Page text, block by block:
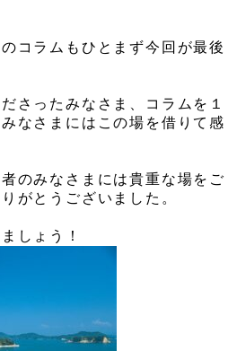
コラムもひとまず今回が最後
さったみなさま、コラムを１
なさまにはこの場を借りて感
のみなさまには貴重な場をご
がとうございました。
しょう！